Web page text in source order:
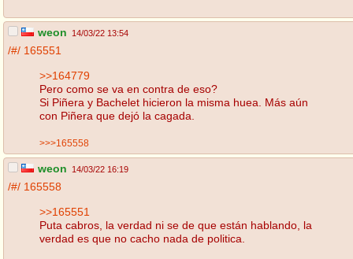
weon 14/03/22 13:54
/#/ 165551
>>164779
Pero como se va en contra de eso?
Si Piñera y Bachelet hicieron la misma huea. Más aún
con Piñera que dejó la cagada.
>>>165558
weon 14/03/22 16:19
/#/ 165558
>>165551
Puta cabros, la verdad ni se de que están hablando, la
verdad es que no cacho nada de politica.